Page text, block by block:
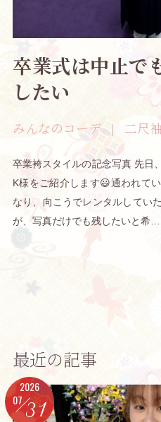
卒業式は中止で
したい
みんなのコーデ 二尺
卒業袴スタイルの記念写真 先日
K様をご紹介します😃通われて
なり、向こうでレンタルしてい
が、写真だけでも残したいと希…
最近の記事
2026
0731